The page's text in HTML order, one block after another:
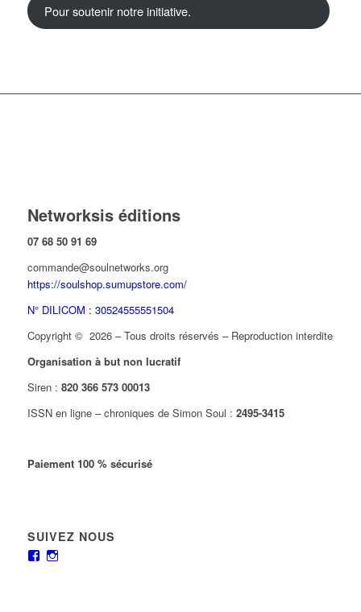
Pour soutenir notre initiative.
Networksis éditions
07 68 50 91 69
commande@soulnetworks.org
https://soulshop.sumupstore.com/
N° DILICOM : 30524555551504
Copyright © 2026 – Tous droits réservés – Reproduction interdite
Organisation à but non lucratif
Siren : 820 366 573 00013
ISSN en ligne – chroniques de Simon Soul : 2495-3415
Paiement 100 % sécurisé
SUIVEZ NOUS